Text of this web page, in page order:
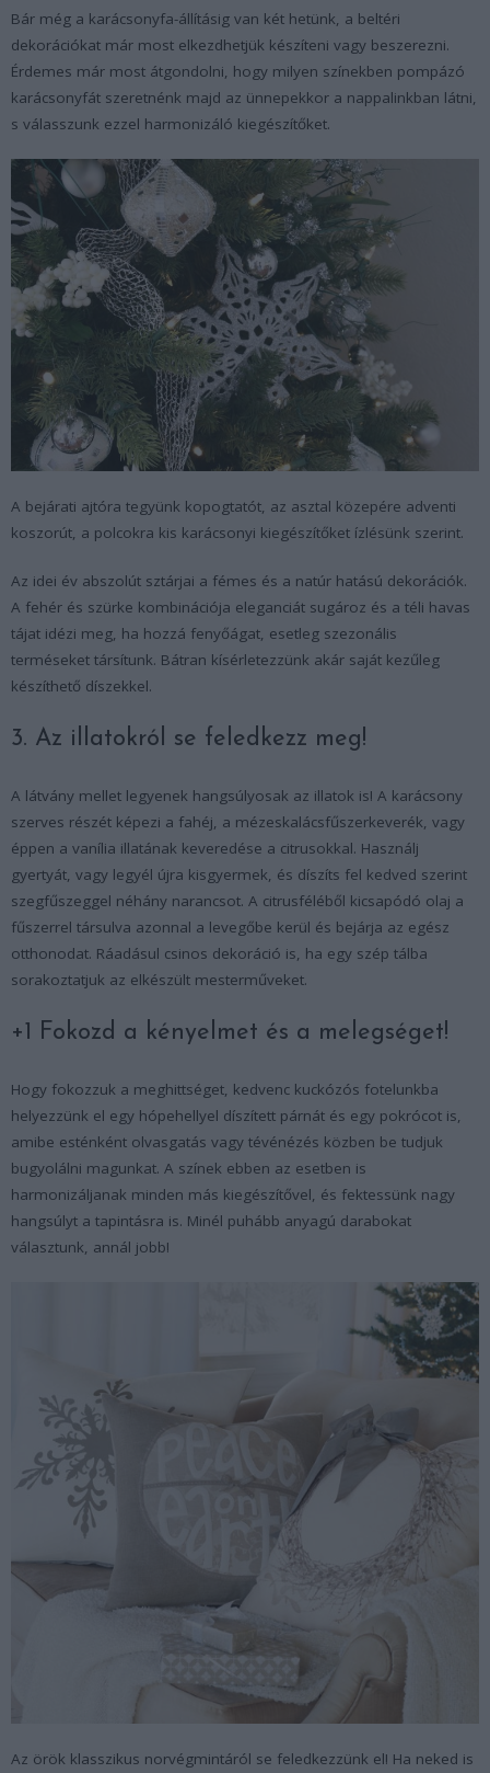
Bár még a karácsonyfa-állításig van két hetünk, a beltéri
dekorációkat már most elkezdhetjük készíteni vagy beszerezni.
Érdemes már most átgondolni, hogy milyen színekben pompázó
karácsonyfát szeretnénk majd az ünnepekkor a nappalinkban látni,
s válasszunk ezzel harmonizáló kiegészítőket.
A bejárati ajtóra tegyünk kopogtatót, az asztal közepére adventi
koszorút, a polcokra kis karácsonyi kiegészítőket ízlésünk szerint.
Az idei év abszolút sztárjai a fémes és a natúr hatású dekorációk.
A fehér és szürke kombinációja eleganciát sugároz és a téli havas
tájat idézi meg, ha hozzá fenyőágat, esetleg szezonális
terméseket társítunk. Bátran kísérletezzünk akár saját kezűleg
készíthető díszekkel.
3. Az illatokról se feledkezz meg!
A látvány mellet legyenek hangsúlyosak az illatok is! A karácsony
szerves részét képezi a fahéj, a mézeskalácsfűszerkeverék, vagy
éppen a vanília illatának keveredése a citrusokkal. Használj
gyertyát, vagy legyél újra kisgyermek, és díszíts fel kedved szerint
szegfűszeggel néhány narancsot. A citrusféléből kicsapódó olaj a
fűszerrel társulva azonnal a levegőbe kerül és bejárja az egész
otthonodat. Ráadásul csinos dekoráció is, ha egy szép tálba
sorakoztatjuk az elkészült mesterműveket.
+1 Fokozd a kényelmet és a melegséget!
Hogy fokozzuk a meghittséget, kedvenc kuckózós fotelunkba
helyezzünk el egy hópehellyel díszített párnát és egy pokrócot is,
amibe esténként olvasgatás vagy tévénézés közben be tudjuk
bugyolálni magunkat. A színek ebben az esetben is
harmonizáljanak minden más kiegészítővel, és fektessünk nagy
hangsúlyt a tapintásra is. Minél puhább anyagú darabokat
választunk, annál jobb!
Az örök klasszikus norvégmintáról se feledkezzünk el! Ha neked is